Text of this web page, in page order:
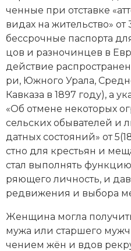
чен­ные при от­став­ке
ви­дах на жи­тель­ст­во» от
бес­сроч­ные пас­пор­та
цов и раз­но­чин­цев в
дей­ст­вие
ри, Южного Ура­ла,
Кав­ка­за в 1897 году), а
«Об от­ме­не не­ко­то­рых
сель­ских обы­ва­те­лей и
дат­ных со­стоя­ний» от
ст­но для кре­сть­ян и
стал вы­пол­нять
ряю­ще­го лич­ность, и
ре­дви­же­ния и вы­бо­ра
Жен­щи­на мог­ла
му­жа или стар­ше­го
че­ни­ем жён и вдов